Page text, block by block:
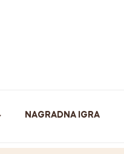
NAGRADNA IGRA